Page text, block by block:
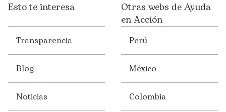
Esto te interesa
Transparencia
Blog
Noticias
Otras webs de Ayuda
en Acción
Perú
México
Colombia